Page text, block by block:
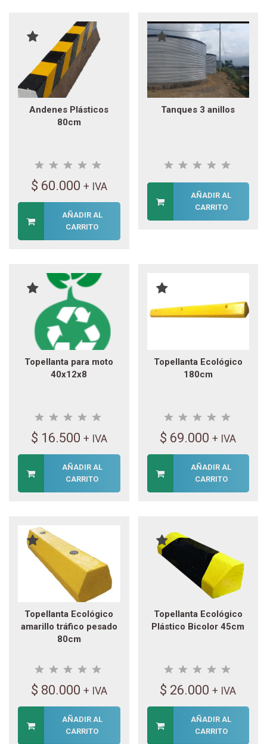
Andenes Plásticos
80cm
$ 60.000 + IVA
AÑADIR AL
CARRITO
Tanques 3 anillos
AÑADIR AL
CARRITO
Topellanta para moto
40x12x8
$ 16.500 + IVA
AÑADIR AL
CARRITO
Topellanta Ecológico
180cm
$ 69.000 + IVA
AÑADIR AL
CARRITO
Topellanta Ecológico
amarillo tráfico pesado
80cm
$ 80.000 + IVA
AÑADIR AL
CARRITO
Topellanta Ecológico
Plástico Bicolor 45cm
$ 26.000 + IVA
AÑADIR AL
CARRITO